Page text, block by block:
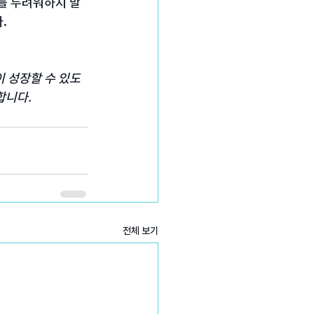
.
성장할 수 있도
니다.
전체 보기